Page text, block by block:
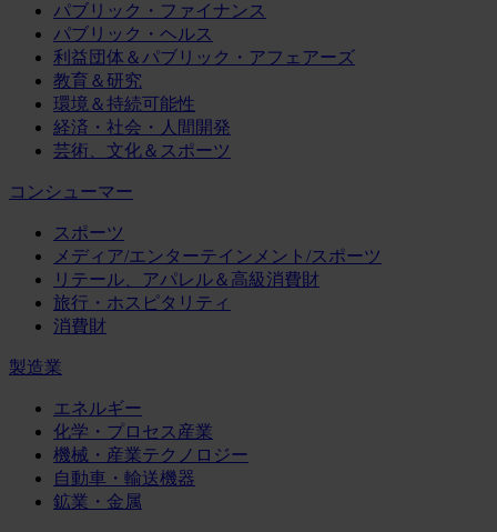
パブリック・ファイナンス
パブリック・ヘルス
利益団体＆パブリック・アフェアーズ
教育＆研究
環境＆持続可能性
経済・社会・人間開発
芸術、文化＆スポーツ
コンシューマー
スポーツ
メディア/エンターテインメント/スポーツ
リテール、アパレル＆高級消費財
旅行・ホスピタリティ
消費財
製造業
エネルギー
化学・プロセス産業
機械・産業テクノロジー
自動車・輸送機器
鉱業・金属